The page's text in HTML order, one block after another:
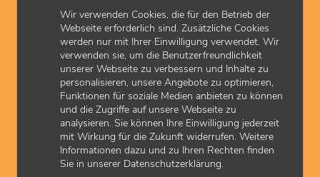
Wir verwenden Cookies, die für den Betrieb der
Webseite erforderlich sind. Zusätzliche Cookies
werden nur mit Ihrer Einwilligung verwendet. Wir
verwenden sie, um die Benutzerfreundlichkeit
unserer Webseite zu verbessern und Inhalte zu
personalisieren, unsere Angebote zu optimieren,
Funktionen für soziale Medien anbieten zu können
und die Zugriffe auf unsere Webseite zu
analysieren. Sie können Ihre Einwilligung jederzeit
mit Wirkung für die Zukunft widerrufen. Weitere
Informationen dazu und zu Ihren Rechten finden
Sie in unserer Datenschutzerklärung.
Hygieneplan für die Praxis
Selbsttest Praxis-Hygiene (Mein PraxisCheck)
zuletzt aktualisiert am: 29.04.2026
Basisinformationen